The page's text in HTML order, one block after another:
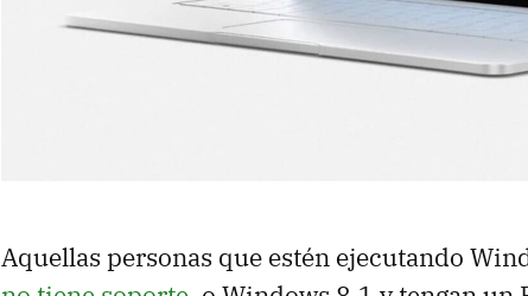
Aquellas personas que estén ejecutando